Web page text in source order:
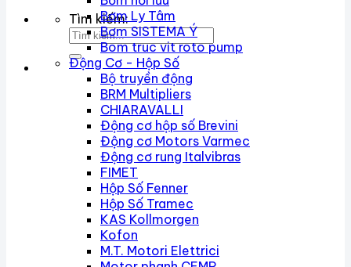
Tìm kiếm:Bơm Ly Tâm
Bơm SISTEMA Ý
Bom truc vit roto pump
Động Cơ - Hộp Số
Bộ truyền động
BRM Multipliers
CHIARAVALLI
Động cơ hộp số Brevini
Động cơ Motors Varmec
Động cơ rung Italvibras
FIMET
Hộp Số Fenner
Hộp Số Tramec
KAS Kollmorgen
Kofon
M.T. Motori Elettrici